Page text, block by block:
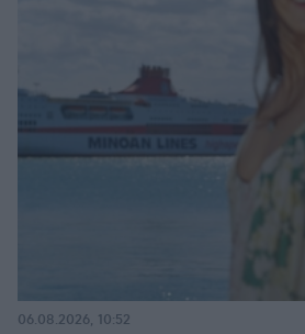
06.08.2026, 10:52